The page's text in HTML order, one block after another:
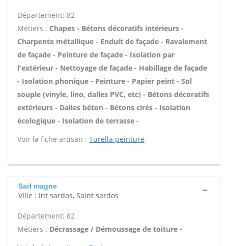
Département: 82
Métiers : Chapes - Bétons décoratifs intérieurs -
Charpente métallique - Enduit de façade - Ravalement
de façade - Peinture de façade - Isolation par
l'extérieur - Nettoyage de façade - Habillage de façade
- Isolation phonique - Peinture - Papier peint - Sol
souple (vinyle, lino, dalles PVC, etc) - Bétons décoratifs
extérieurs - Dalles béton - Bétons cirés - Isolation
écologique - Isolation de terrasse -
Voir la fiche artisan : Turella peinture
Sarl magne
Ville : Int sardos, Saint sardos
Département: 82
Métiers : Décrassage / Démoussage de toiture -